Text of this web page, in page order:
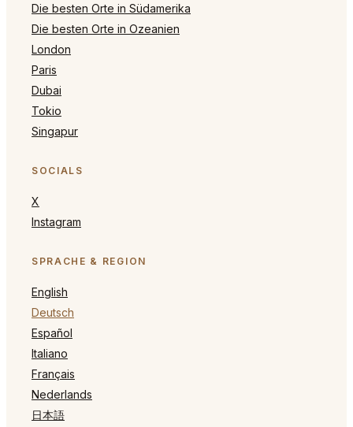
Die besten Orte in Südamerika
Die besten Orte in Ozeanien
London
Paris
Dubai
Tokio
Singapur
SOCIALS
X
Instagram
SPRACHE & REGION
English
Deutsch
Español
Italiano
Français
Nederlands
日本語